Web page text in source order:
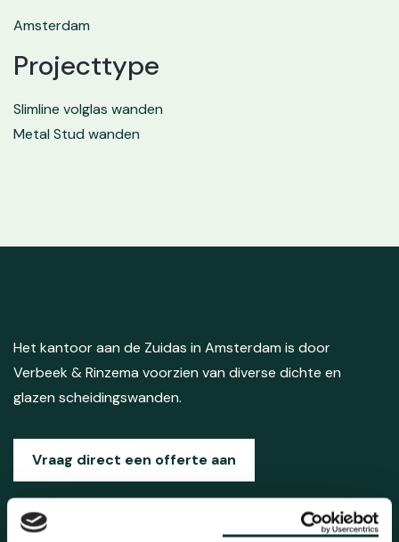
Amsterdam
Projecttype
Slimline volglas wanden
Metal Stud wanden
Het kantoor aan de Zuidas in Amsterdam is door
Verbeek & Rinzema voorzien van diverse dichte en
glazen scheidingswanden.
Vraag direct een offerte aan